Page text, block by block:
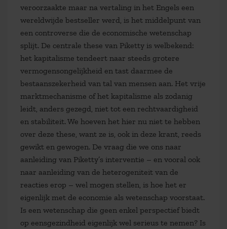
veroorzaakte maar na vertaling in het Engels een
wereldwijde bestseller werd, is het middelpunt van
een controverse die de economische wetenschap
splijt. De centrale these van Piketty is welbekend:
het kapitalisme tendeert naar steeds grotere
vermogensongelijkheid en tast daarmee de
bestaanszekerheid van tal van mensen aan. Het vrije
marktmechanisme of het kapitalisme als zodanig
leidt, anders gezegd, niet tot een rechtvaardigheid
en stabiliteit. We hoeven het hier nu niet te hebben
over deze these, want ze is, ook in deze krant, reeds
gewikt en gewogen. De vraag die we ons naar
aanleiding van Piketty’s interventie – en vooral ook
naar aanleiding van de heterogeniteit van de
reacties erop – wel mogen stellen, is hoe het er
eigenlijk met de economie als wetenschap voorstaat.
Is een wetenschap die geen enkel perspectief biedt
op eensgezindheid eigenlijk wel serieus te nemen? Is